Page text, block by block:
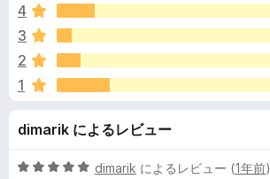
ド
オ
ン
r
Z
o
o
.
の
価
4
3
2
1
dimarik によるレビュー
5
dimarik によるレビュー (1年前)